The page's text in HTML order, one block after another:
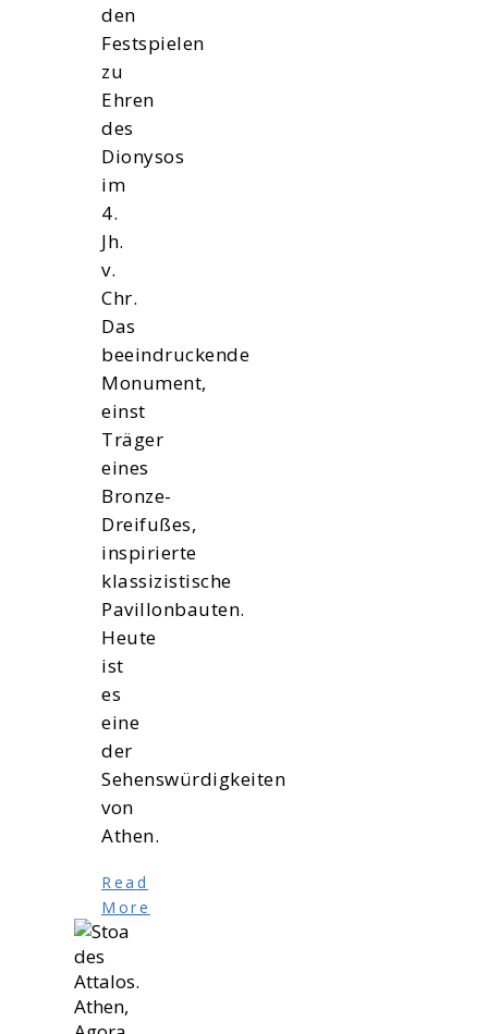
den
Festspielen
zu
Ehren
des
Dionysos
im
4.
Jh.
v.
Chr.
Das
beeindruckende
Monument,
einst
Träger
eines
Bronze-
Dreifußes,
inspirierte
klassizistische
Pavillonbauten.
Heute
ist
es
eine
der
Sehenswürdigkeiten
von
Athen.
Read
More